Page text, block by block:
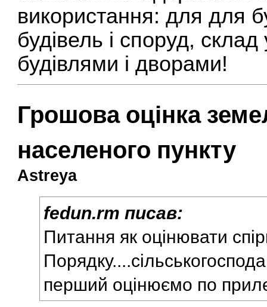
використання: для для
будівель і споруд,
будівлями і дворами!
Грошова оцінка
населеного пункту
Astreya
fedun.rm писав:
Питання як оцінювати
перший оцінюємо по